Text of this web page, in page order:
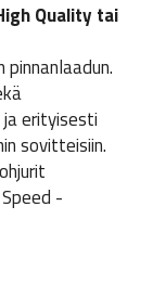
Quality tai
erityisesti
sovitteisiin.
-